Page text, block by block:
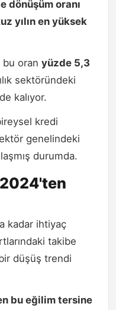
oranı
yılın en yüksek
bu oran yüzde 5,3
sektöründeki
kalıyor.
kredi
genelindeki
durumda.
kadar ihtiyaç
takibe
düşüş trendi
bu eğilim tersine